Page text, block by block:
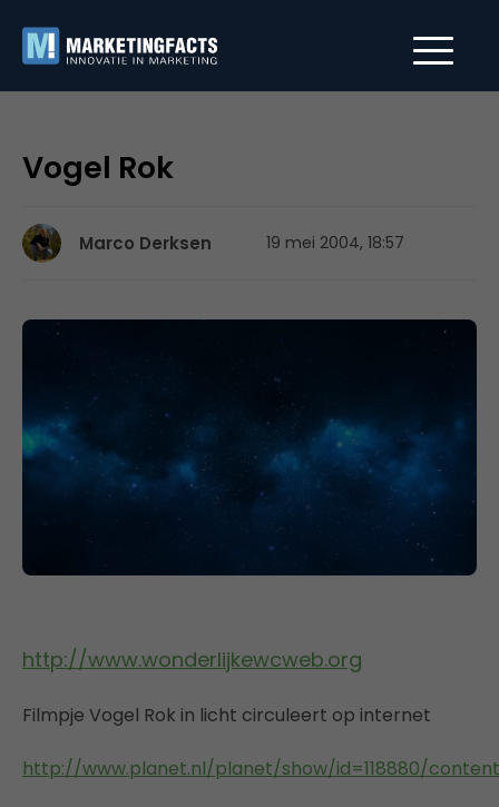
Vogel Rok
Marco Derksen 19 mei 2004, 18:57
http://www.wonderlijkewcweb.org
Filmpje Vogel Rok in licht circuleert op internet
http://www.planet.nl/planet/show/id=118880/